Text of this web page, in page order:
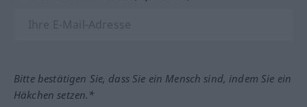
Bitte bestätigen Sie, dass Sie ein Mensch sind, indem Sie ein
Häkchen setzen.*